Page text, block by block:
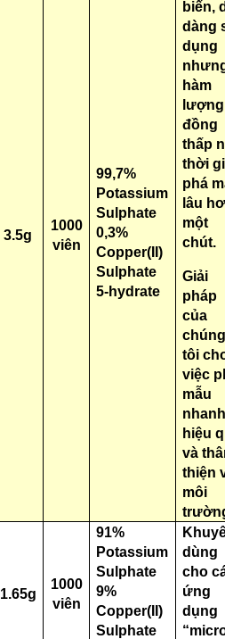
3.5g
1000
viên
99,7%
Potassium
Sulphate
0,3%
Copper(II)
Sulphate
5-hydrate
biến,
dàng
dụng
hàm
lượng
đồng
thấp
thời
phá
lâu
một
chút.
Giải
pháp
của
tôi
việc
mẫu
hiệu
và
thiện
môi
1.65g
1000
viên
91%
Potassium
Sulphate
9%
Copper(II)
Sulphate
dùng
cho
ứng
dụng